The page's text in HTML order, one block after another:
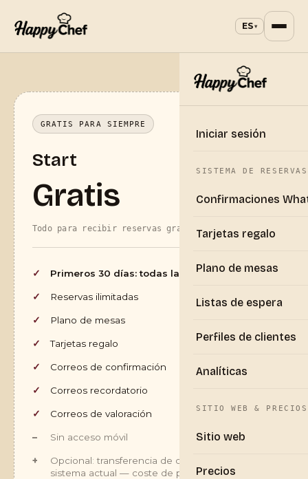
ES ▾
Iniciar sesión
SISTEMA DE RESERVAS
Confirmaciones
Tarjetas regalo
Plano de mesas
Listas de espera
Perfiles de clientes
Analíticas
SITIO WEB & PRECIOS
Sitio web
Precios
GRATIS PARA SIEMPRE
Start
Gratis
Todo para recibir reservas gratis desde hoy
Primeros 30 días: todas las funciones gratis
Reservas ilimitadas
Plano de mesas
Tarjetas regalo
Correos de confirmación
Correos recordatorio
Correos de valoración
Sin acceso móvil
Opcional: transferencia de datos desde tu
sistema actual — coste de puesta en marcha